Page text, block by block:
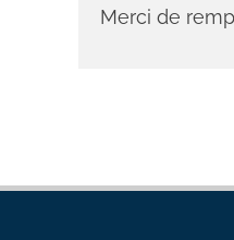
Merci de